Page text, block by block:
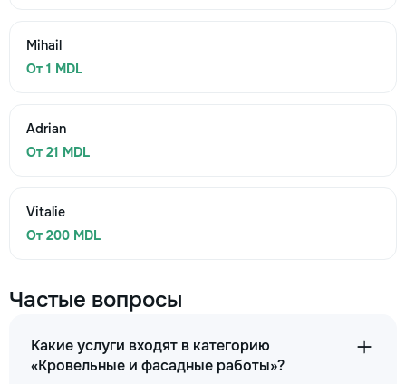
Mihail
От 1 MDL
Adrian
От 21 MDL
Vitalie
От 200 MDL
Частые вопросы
Какие услуги входят в категорию
«Кровельные и фасадные работы»?